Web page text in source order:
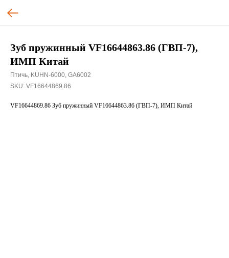
Зуб пружинный VF16644863.86 (ГВП-7),
ИМП Китай
Птичь, KUHN-6000, GA6002
SKU: VF16644869.86
VF16644869.86 Зуб пружинный VF16644863.86 (ГВП-7), ИМП Китай